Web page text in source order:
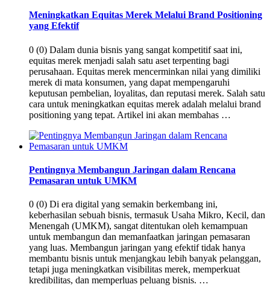
Meningkatkan Equitas Merek Melalui Brand Positioning
yang Efektif
0 (0) Dalam dunia bisnis yang sangat kompetitif saat ini,
equitas merek menjadi salah satu aset terpenting bagi
perusahaan. Equitas merek mencerminkan nilai yang dimiliki
merek di mata konsumen, yang dapat mempengaruhi
keputusan pembelian, loyalitas, dan reputasi merek. Salah satu
cara untuk meningkatkan equitas merek adalah melalui brand
positioning yang tepat. Artikel ini akan membahas …
Pentingnya Membangun Jaringan dalam Rencana
Pemasaran untuk UMKM
0 (0) Di era digital yang semakin berkembang ini,
keberhasilan sebuah bisnis, termasuk Usaha Mikro, Kecil, dan
Menengah (UMKM), sangat ditentukan oleh kemampuan
untuk membangun dan memanfaatkan jaringan pemasaran
yang luas. Membangun jaringan yang efektif tidak hanya
membantu bisnis untuk menjangkau lebih banyak pelanggan,
tetapi juga meningkatkan visibilitas merek, memperkuat
kredibilitas, dan memperluas peluang bisnis. …